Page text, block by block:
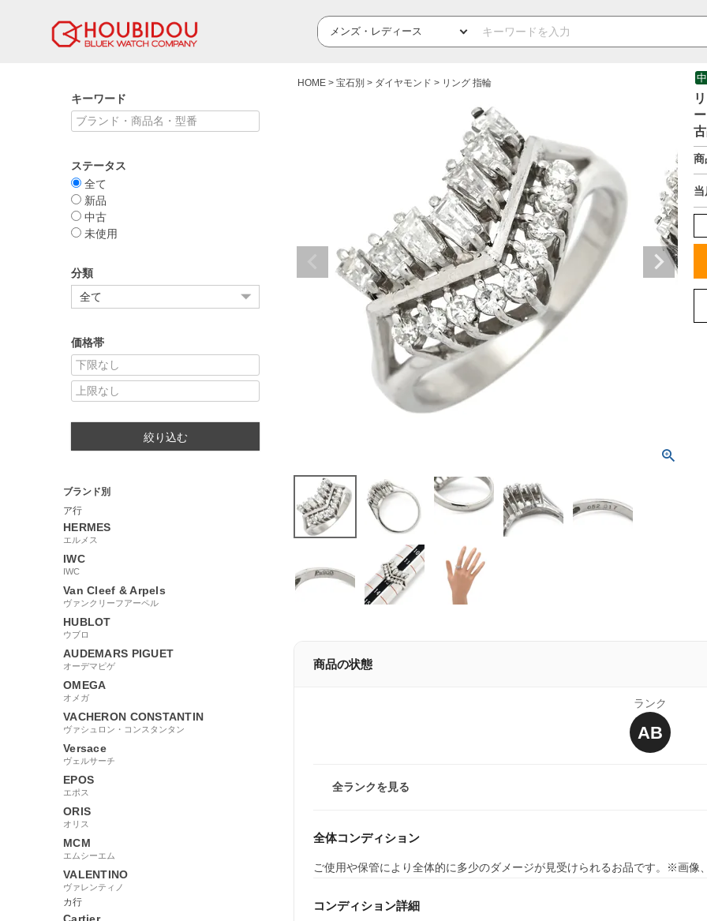
キーワード
ステータス
全て
新品
中古
未使用
分類
価格帯
絞り込む
ブランド別
ア行
HERMES
エルメス
IWC
IWC
Van Cleef & Arpels
ヴァンクリーフアーペル
HUBLOT
ウブロ
AUDEMARS PIGUET
オーデマピゲ
OMEGA
オメガ
VACHERON CONSTANTIN
ヴァシュロン・コンスタンタン
Versace
ヴェルサーチ
EPOS
エポス
ORIS
オリス
MCM
エムシーエム
VALENTINO
ヴァレンティノ
カ行
Cartier
HOME 宝石別 ダイヤモンド リング 指輪
商
商品の状態
ランク
AB
全ランクを見る
全体コンディション
ご使用や保管により全体的に多少のダメージが見受けられるお品です。※画像
コンディション詳細